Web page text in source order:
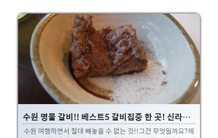
모습 :)위치는 장안문에서 성 안쪽 골목으로 들어오시면 됩니
다.아래 지도 참고~ 대략 요런 모습입니다.~.아.. 이거 나중에
사진찍고 보니... 화성요가원이 더 전통있는 곳일지도 모른다
는 생각이 ㅋ 짠, 요건 기본 찬들~ 그냥 무난한 반찬들. 그리고,
다양한 쌈들!!깻잎부터 상추, 기타 쌈싸먹기 좋은 녀석들, 가운
데는 무쌈도 있습니다 :) 저 뚝배기에 있..
수원 명물 갈비!! 베스트5 갈비집중 한 곳! 신라갈비 방문
수원 여행하면서 절대 빼놓을 수 없는 것!!그건 무엇일까요?제